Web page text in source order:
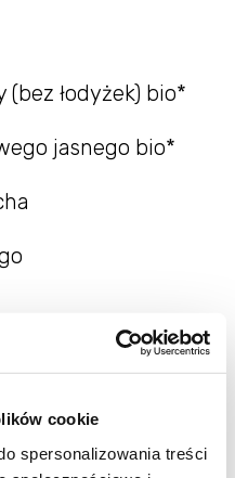
cookie
spersonalizowania treści
łodyżek) bio*
jasnego bio*
(dałam orkiszową,
do pieczenia